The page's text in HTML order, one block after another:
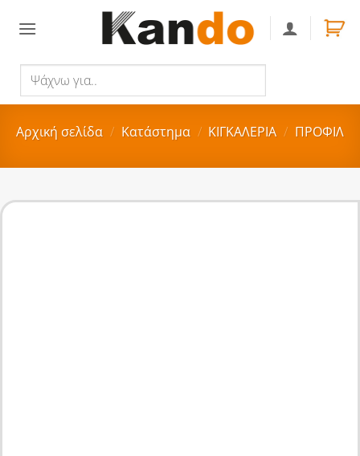
για..
Αρχική σελίδα / Κατάστημα / ΚΙΓΚΑΛΕΡΙΑ / ΠΡΟΦΙΛ